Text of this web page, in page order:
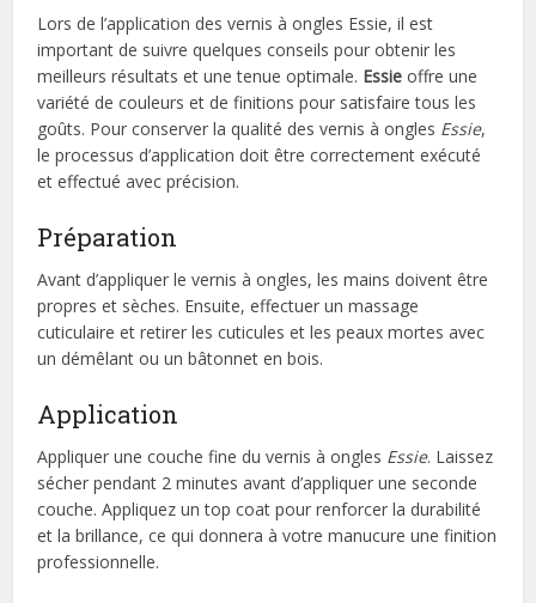
Lors de l’application des vernis à ongles Essie, il est
important de suivre quelques conseils pour obtenir les
meilleurs résultats et une tenue optimale. Essie offre une
variété de couleurs et de finitions pour satisfaire tous les
goûts. Pour conserver la qualité des vernis à ongles Essie,
le processus d’application doit être correctement exécuté
et effectué avec précision.
Préparation
Avant d’appliquer le vernis à ongles, les mains doivent être
propres et sèches. Ensuite, effectuer un massage
cuticulaire et retirer les cuticules et les peaux mortes avec
un démêlant ou un bâtonnet en bois.
Application
Appliquer une couche fine du vernis à ongles Essie. Laissez
sécher pendant 2 minutes avant d’appliquer une seconde
couche. Appliquez un top coat pour renforcer la durabilité
et la brillance, ce qui donnera à votre manucure une finition
professionnelle.